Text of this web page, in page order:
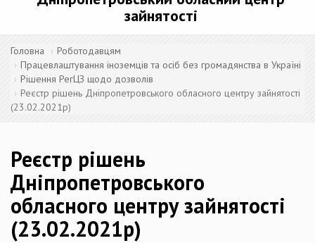
зайнятості
Головна
Роботодавцям
Працевлаштування іноземців та осіб без громадянства в Україні
Рішення РегЦЗ щодо дозволів
Реєстр рішень Дніпропетровського обласного центру зайнятості
(23.02.2021р)
Реєстр рішень
Дніпропетровського
обласного центру зайнятості
(23.02.2021р)